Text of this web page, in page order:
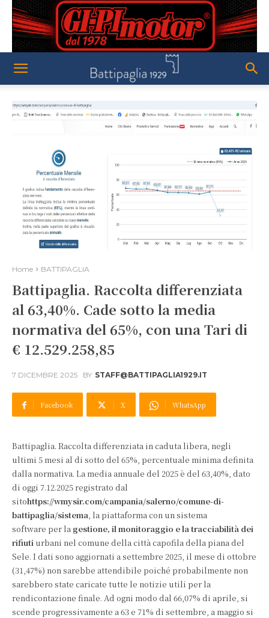
Home BATTIPAGLIA
Battipaglia. Raccolta differenziata
al 63,40%. Cade sotto la media
normativa del 65%, con una Tari di
€ 12.529.258,85
7 DICEMBRE 2025 BY STAFF@BATTIPAGLIA1929.IT
Facebook X WhatsApp
Battipaglia. Raccolta differenziata in caduta libera, negli
ultimi 5 mesi al di sotto del 65%, percentuale minima definita
dalla normativa. La media annuale del 2025 è del 63,40%, dato
di oggi 7.12.2025 registrato dal
sitohttps://wmysir.com/campania/salerno/comune-di-
battipaglia/sistema, la piattaforma con un sistema
software per la gestione, il monitoraggio e la tracciabilità dei
rifiuti urbani nel comune della città capofila della piana del
Sele. I dati sono aggiornati a settembre 2025, il mese di ottobre
(31,47%) non sarebbe attendibile poiché probabilmente non
sarebbero state caricate tutte le notizie utili per la
rendicontazione finale. Ad ogni modo dal 66,07% di aprile, si
scende progressivamente a 63 e 71% di settembre, a maggio si